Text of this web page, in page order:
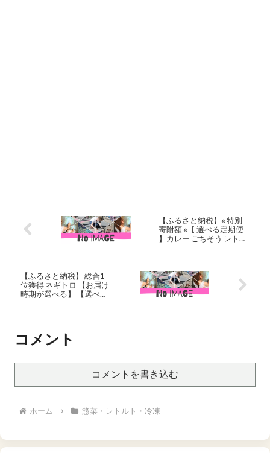
【ふるさと納税】※ 特別
寄附額 ※【 選べる定期便
】カレー ごちそう レトル
備蓄 贈り物 プレゼント ギ
フト 贈答品 ニシキヤキッ
チン にしき ニシキ お届
【ふるさと納税】 総合1
位獲得 ネギトロ 【お届け
時期が選べる】 【選べる
ンキング 2026年発送 焼津
市 ロシアン佐藤 a10-598
コメント
コメントを書き込む
ホーム 惣菜・レトルト・冷凍